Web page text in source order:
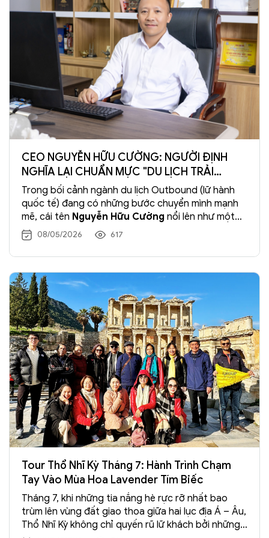
CEO NGUYỄN HỮU CƯỜNG: NGƯỜI ĐỊNH
NGHĨA LẠI CHUẨN MỰC "DU LỊCH TRẢI
NGHIỆM"
Trong bối cảnh ngành du lịch Outbound (lữ hành
quốc tế) đang có những bước chuyển mình mạnh
mẽ, cái tên Nguyễn Hữu Cường nổi lên như một
biểu tượng của sự đổi mới, quyết liệt và tận tâm.
Với cương vị là "thuyền trưởng" của
Travel, ông đã biến thương hiệu này thành một
bảo chứng cho những chuyến đi không chỉ để
"đến", mà là để "cảm".
08/05/2026 617
Tour Thổ Nhĩ Kỳ Tháng 7: Hành Trình Chạm
Tay Vào Mùa Hoa Lavender Tím Biếc
Tháng 7, khi những tia nắng hè rực rỡ nhất bao
trùm lên vùng đất giao thoa giữa hai lục địa Á – Âu,
Thổ Nhĩ Kỳ không chỉ quyến rũ lữ khách bởi những